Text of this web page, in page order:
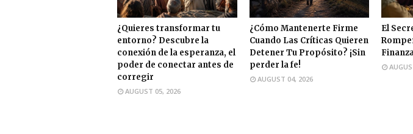
¿Quieres transformar tu
entorno? Descubre la
conexión de la esperanza, el
poder de conectar antes de
corregir
AUGUST 05, 2026
¿Cómo Mantenerte Firme
Cuando Las Críticas Quieren
Detener Tu Propósito? ¡Sin
perder la fe!
AUGUST 04, 2026
El